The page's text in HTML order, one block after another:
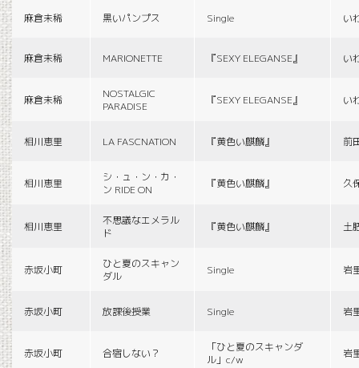
麻倉未稀 黒いパンプス Single い
麻倉未稀 MARIONETTE 『SEXY ELEGANSE』 い
麻倉未稀
NOSTALGIC
PARADISE
『SEXY ELEGANSE』 い
相川恵里 LA FASCNATION 『黄色い麒麟』 前
相川恵里
シ・ュ・ン・カ・
ン RIDE ON
『黄色い麒麟』 久
相川恵里
不思議なエメラル
ド
『黄色い麒麟』 土
赤坂小町
ひと夏のスキャン
ダル
Single 岩
赤坂小町 放課後授業 Single 岩
赤坂小町 合宿しない？
「ひと夏のスキャンダ
ル」c/w
岩